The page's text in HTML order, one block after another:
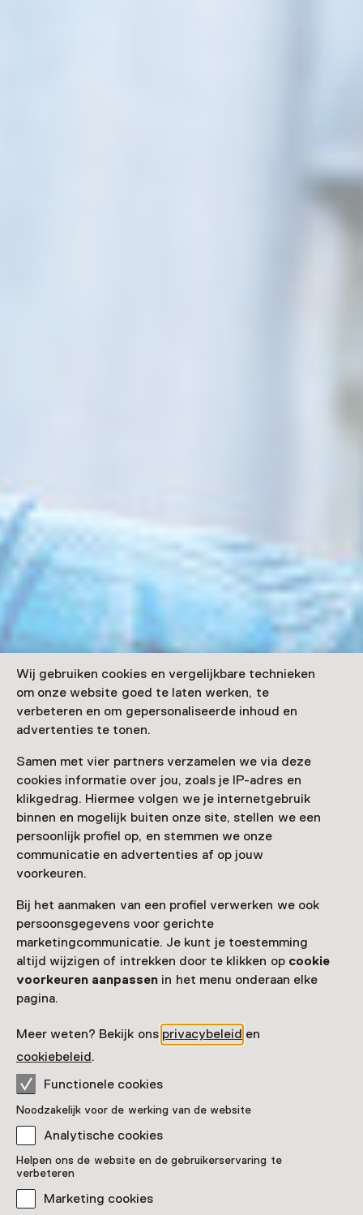
Wij gebruiken cookies en vergelijkbare technieken
om onze website goed te laten werken, te
verbeteren en om gepersonaliseerde inhoud en
advertenties te tonen.
Samen met vier partners verzamelen we via deze
cookies informatie over jou, zoals je IP-adres en
klikgedrag. Hiermee volgen we je internetgebruik
binnen en mogelijk buiten onze site, stellen we een
persoonlijk profiel op, en stemmen we onze
communicatie en advertenties af op jouw
voorkeuren.
Bij het aanmaken van een profiel verwerken we ook
persoonsgegevens voor gerichte
marketingcommunicatie. Je kunt je toestemming
altijd wijzigen of intrekken door te klikken op cookie
voorkeuren aanpassen in het menu onderaan elke
pagina.
Meer weten? Bekijk ons privacybeleid en
cookiebeleid.
Functionele cookies
Noodzakelijk voor de werking van de website
Analytische cookies
Helpen ons de website en de gebruikerservaring te
verbeteren
Marketing cookies